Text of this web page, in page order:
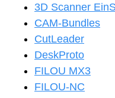
3D Scanner
CAM-Bundles
CutLeader
DeskProto
FILOU MX3
FILOU-NC